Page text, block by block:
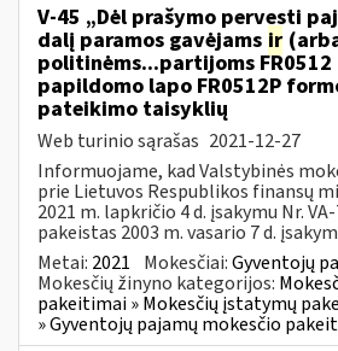
V-45 „Dėl prašymo pervesti
dalį paramos gavėjams ir
politinėms...partijoms
papildomo lapo FR0512P
pateikimo taisyklių
Web turinio sąrašas 2021-12-27
Informuojame, kad Valstybinės
prie Lietuvos Respublikos finansų
2021 m. lapkričio 4 d. įsakymu Nr.
pakeistas 2003 m. vasario 7 d.
Metai: 2021 Mokesčiai:Gyventojų
Mokesčių žinyno kategorijos:
pakeitimai » Mokesčių įstatymų
» Gyventojų pajamų mokesčio